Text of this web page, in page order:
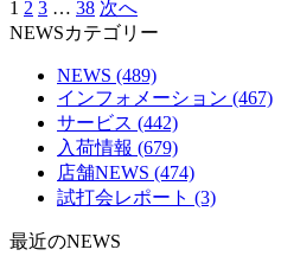
1 2 3 … 38 次へ
NEWSカテゴリー
NEWS (489)
インフォメーション (467)
サービス (442)
入荷情報 (679)
店舗NEWS (474)
試打会レポート (3)
最近のNEWS